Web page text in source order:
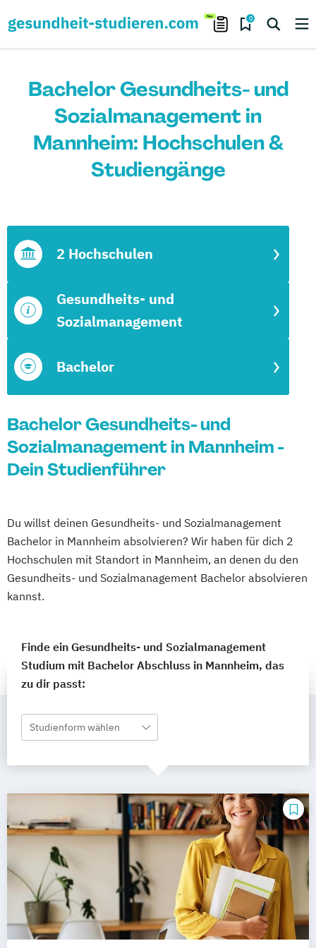
0
Bachelor Gesundheits- und
Sozialmanagement in
Mannheim: Hochschulen &
Studiengänge
Bachelor
Gesundheits- und
Sozialmanagement
2 Hochschulen
Bachelor Gesundheits- und
Sozialmanagement in Mannheim -
Dein Studienführer
Du willst deinen Gesundheits- und Sozialmanagement
Bachelor in Mannheim absolvieren? Wir haben für dich 2
Hochschulen mit Standort in Mannheim, an denen du den
Gesundheits- und Sozialmanagement Bachelor absolvieren
kannst.
Finde ein Gesundheits- und Sozialmanagement
Studium mit Bachelor Abschluss in Mannheim, das
zu dir passt:
Studienform wählen